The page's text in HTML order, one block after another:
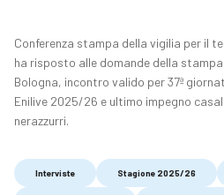
Conferenza stampa della vigilia per il
ha risposto alle domande della
Bologna, incontro valido per 37ª
Enilive 2025/26 e ultimo impegno
nerazzurri.
Interviste Stagione 2025/26